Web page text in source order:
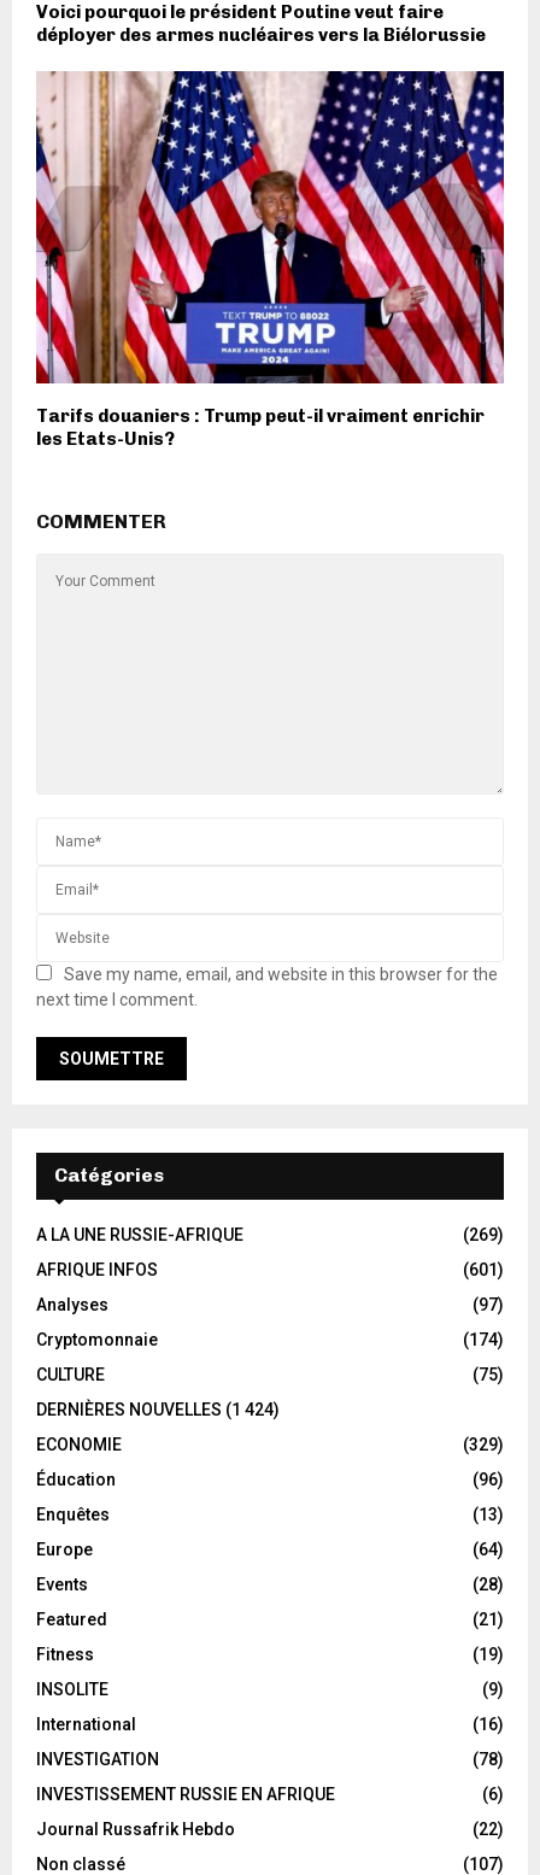
Voici pourquoi le président Poutine veut faire
déployer des armes nucléaires vers la Biélorussie
Tarifs douaniers : Trump peut-il vraiment enrichir
les Etats-Unis?
COMMENTER
Save my name, email, and website in this browser for the
next time I comment.
Catégories
A LA UNE RUSSIE-AFRIQUE
(269)
AFRIQUE INFOS
(601)
Analyses
(97)
Cryptomonnaie
(174)
CULTURE
(75)
DERNIÈRES NOUVELLES (1 424)
ECONOMIE
(329)
Éducation
(96)
Enquêtes
(13)
Europe
(64)
Events
(28)
Featured
(21)
Fitness
(19)
INSOLITE
(9)
International
(16)
INVESTIGATION
(78)
INVESTISSEMENT RUSSIE EN AFRIQUE
(6)
Journal Russafrik Hebdo
(22)
Non classé
(107)